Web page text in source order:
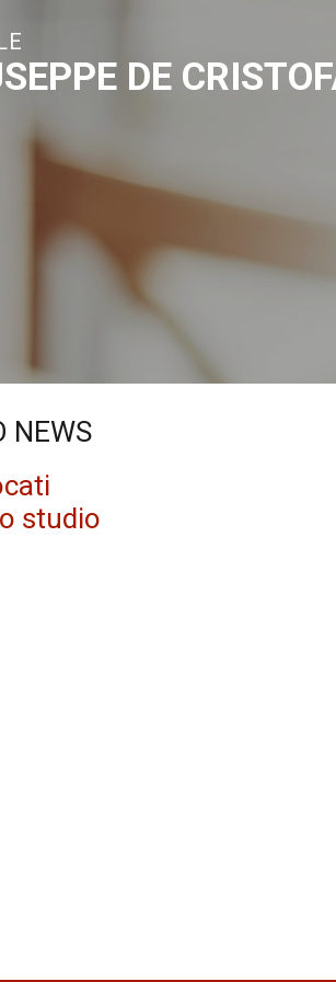
DE
NEWS
studio